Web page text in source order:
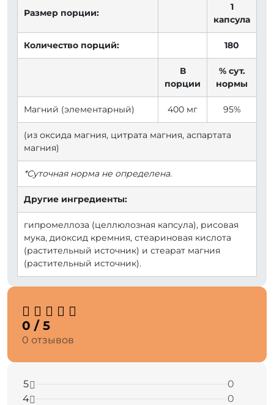
Размер порции:
1
капсула
Количество порций: 180
В
порции
% сут.
нормы
Магний (элементарный) 400 мг 95%
(из оксида магния, цитрата магния, аспартата
магния)
*Суточная норма не определена.
Другие ингредиенты:
гипромеллоза (целлюлозная капсула), рисовая
мука, диоксид кремния, стеариновая кислота
(растительный источник) и стеарат магния
(растительный источник).
0 / 5
0 отзывов
5
0
4
0